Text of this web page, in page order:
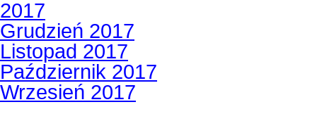
2017
Grudzień 2017
Listopad 2017
Październik 2017
Wrzesień 2017